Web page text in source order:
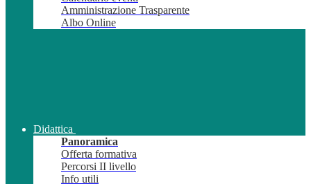
Amministrazione Trasparente
Albo Online
Didattica
Panoramica
Offerta formativa
Percorsi II livello
Info utili